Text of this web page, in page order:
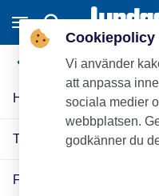
Kar- &
Hansgrohe Kar- &
Tapwell Kar- &
FM Mattsson Kar- &
Cookiepolicy
Vi använder
att anpassa
sociala medier
webbplatsen.
godkänner du